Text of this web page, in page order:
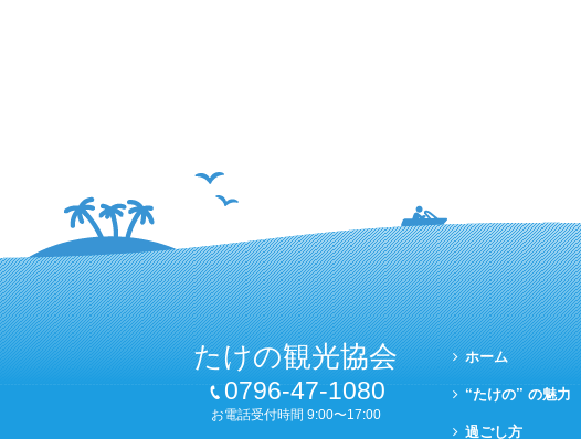
たけの観光協会
0796-47-1080
お電話受付時間 9:00〜17:00
ホーム
“たけの” の魅力
過ごし方